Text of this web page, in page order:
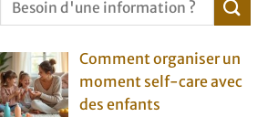
Comment organiser un
moment self-care avec
des enfants